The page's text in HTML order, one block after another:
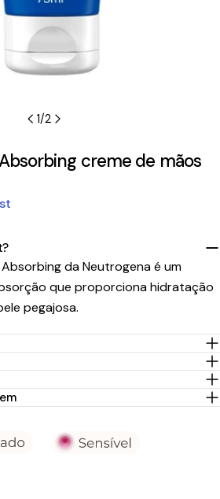
1/2
creme de mãos
da Neutrogena é um
que proporciona hidratação
pegajosa.